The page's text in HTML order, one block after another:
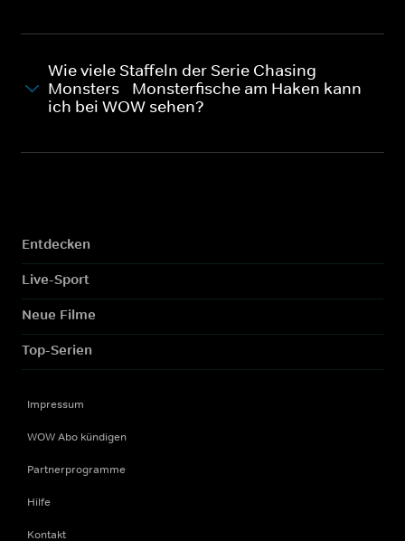
Wie viele Staffeln der Serie Chasing
Monsters - Monsterfische am Haken kann
ich bei WOW sehen?
Entdecken
Live-Sport
Neue Filme
Top-Serien
Impressum
WOW Abo kündigen
Partnerprogramme
Hilfe
Kontakt